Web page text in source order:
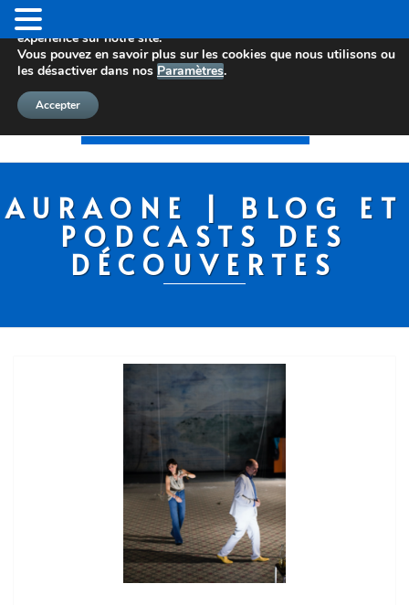
AURAONE | BLOG ET
PODCASTS DES
DÉCOUVERTES
Nous utilisons des cookies pour vous offrir la meilleure
expérience sur notre site.
Vous pouvez en savoir plus sur les cookies que nous utilisons ou
les désactiver dans nos Paramètres.
Accepter